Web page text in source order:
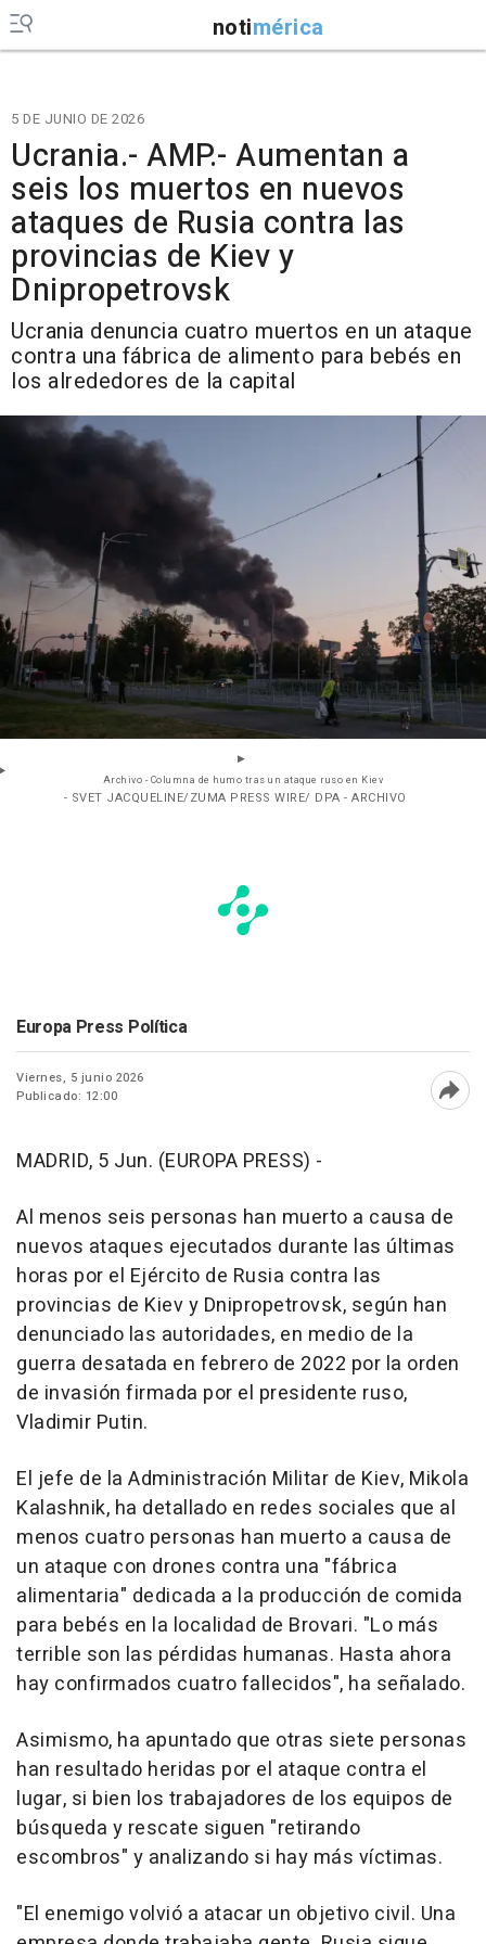
notimérica
5 DE JUNIO DE 2026
Ucrania.- AMP.- Aumentan a
seis los muertos en nuevos
ataques de Rusia contra las
provincias de Kiev y
Dnipropetrovsk
Ucrania denuncia cuatro muertos en un ataque
contra una fábrica de alimento para bebés en
los alrededores de la capital
Archivo - Columna de humo tras un ataque ruso en Kiev
- SVET JACQUELINE/ZUMA PRESS WIRE/ DPA - ARCHIVO
Europa Press Política
Viernes, 5 junio 2026
Publicado: 12:00
MADRID, 5 Jun. (EUROPA PRESS) -
Al menos seis personas han muerto a causa de
nuevos ataques ejecutados durante las últimas
horas por el Ejército de Rusia contra las
provincias de Kiev y Dnipropetrovsk, según han
denunciado las autoridades, en medio de la
guerra desatada en febrero de 2022 por la orden
de invasión firmada por el presidente ruso,
Vladimir Putin.
El jefe de la Administración Militar de Kiev, Mikola
Kalashnik, ha detallado en redes sociales que al
menos cuatro personas han muerto a causa de
un ataque con drones contra una "fábrica
alimentaria" dedicada a la producción de comida
para bebés en la localidad de Brovari. "Lo más
terrible son las pérdidas humanas. Hasta ahora
hay confirmados cuatro fallecidos", ha señalado.
Asimismo, ha apuntado que otras siete personas
han resultado heridas por el ataque contra el
lugar, si bien los trabajadores de los equipos de
búsqueda y rescate siguen "retirando
escombros" y analizando si hay más víctimas.
"El enemigo volvió a atacar un objetivo civil. Una